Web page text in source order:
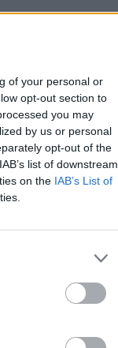
of your personal or
opt-out section to
you may
by us or personal
opt-out of the
list of downstream
on the IAB’s List of